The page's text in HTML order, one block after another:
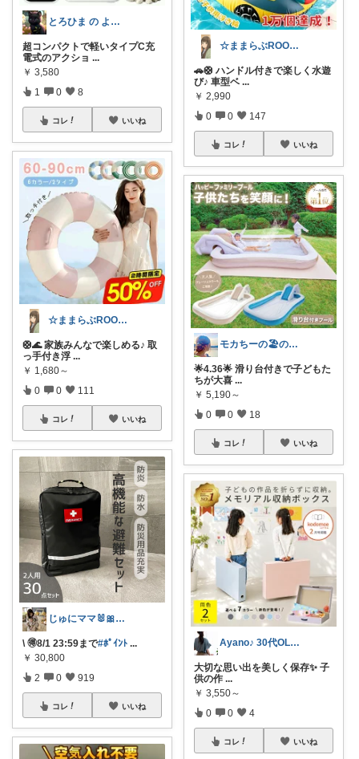
とろひま の よろず屋～お得な商品たち～
超コンパクトで軽いタイプC充
電式のアクショ ...
￥ 3,580
1 0 8
コレ いいね
☆ままらぶROOM🎀🫧初めまして☆
🛟🌊 家族みんなで楽しめる♪ 取
っ手付き浮 ...
￥ 1,680～
0 0 111
コレ いいね
じゅにママ🐰🎀2yboyワーママ
\ 🉐8/1 23:59まで#ﾎﾟｲﾝﾄ ...
￥ 30,800
2 0 919
コレ いいね
☆ままらぶROOM🎀🫧初めまして☆
🚗🛟 ハンドル付きで楽しく水遊
び♪ 車型ベ ...
￥ 2,990
0 0 147
コレ いいね
モカちーの🏖️のんびりライフ🐈✨
🌟4.36🌟 滑り台付きで子どもた
ちが大喜 ...
￥ 5,190～
0 0 18
コレ いいね
Ayano♪ 30代OLファッション
大切な思い出を美しく保存✨ 子
供の作 ...
￥ 3,550～
0 0 4
コレ いいね